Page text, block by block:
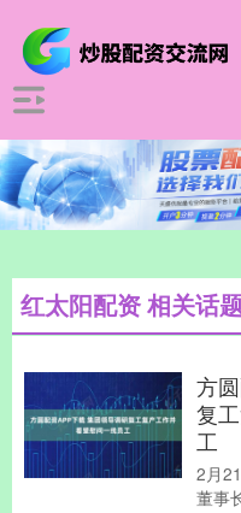
红太阳配资 相关话
方
复
工
2月
董事